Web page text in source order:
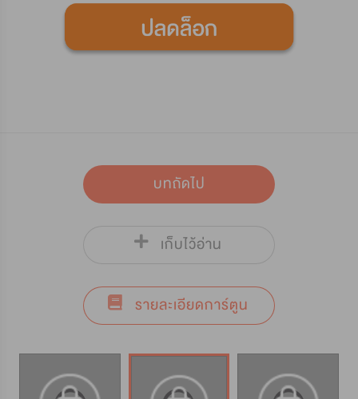
บทถัดไป
เก็บไว้อ่าน
รายละเอียดการ์ตูน